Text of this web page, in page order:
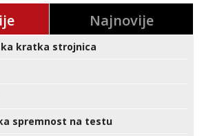
Najnovije
kratka strojnica
spremnost na testu